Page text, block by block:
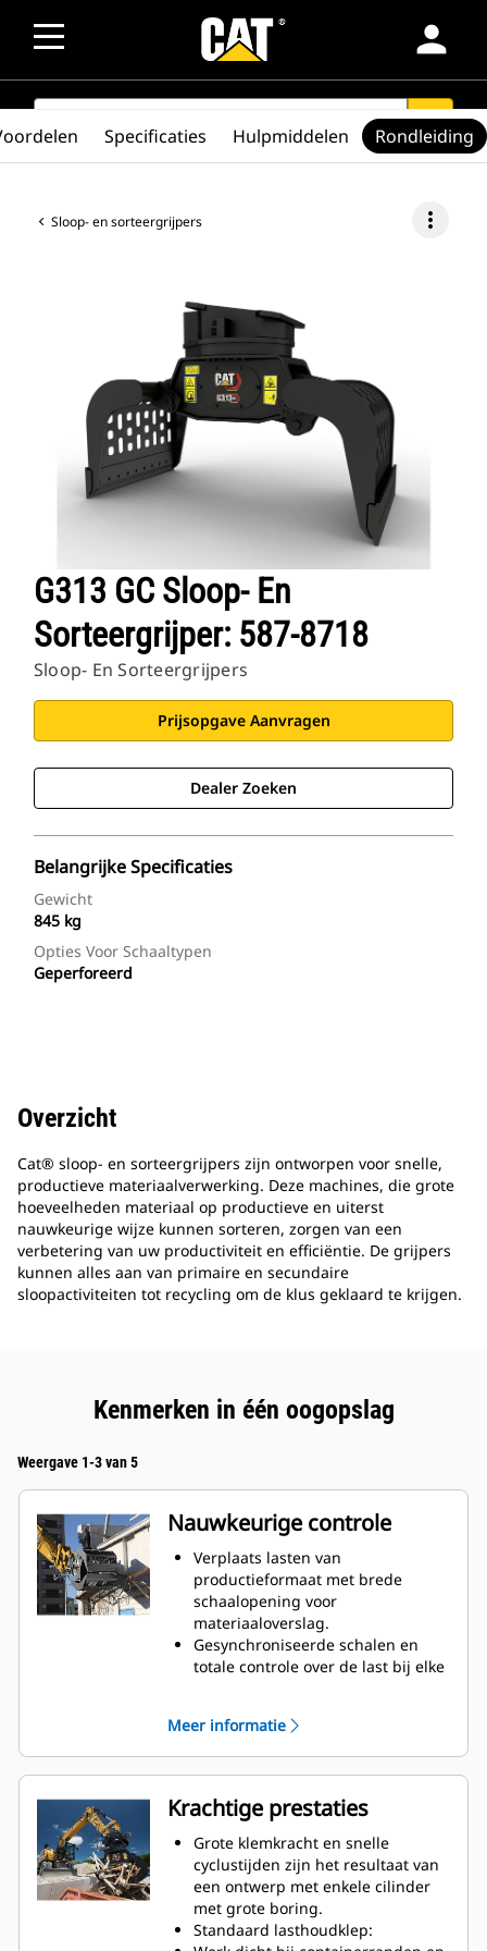
person
SEARCH search
Sloop- en sorteergrijpers more_vert
G313 GC Sloop- En
Sorteergrijper: 587-8718
Sloop- En Sorteergrijpers
Prijsopgave Aanvragen
Dealer Zoeken
Belangrijke Specificaties
Gewicht
845 kg
Opties Voor Schaaltypen
Geperforeerd
Specificaties Hulpmiddelen Rondleiding
Overzicht
Cat® sloop- en sorteergrijpers zijn ontworpen voor snelle,
productieve materiaalverwerking. Deze machines, die grote
hoeveelheden materiaal op productieve en uiterst
nauwkeurige wijze kunnen sorteren, zorgen van een
verbetering van uw productiviteit en efficiëntie. De grijpers
kunnen alles aan van primaire en secundaire
sloopactiviteiten tot recycling om de klus geklaard te krijgen.
Kenmerken in één oogopslag
Weergave 1-3 van 5
Nauwkeurige controle
Verplaats lasten van
productieformaat met brede
schaalopening voor
materiaaloverslag.
Gesynchroniseerde schalen en
totale controle over de last bij elke
Behoud de greep op grote lasten
of verzamel, sorteer en plaats
kleine materialen met overbeet-
stops voor contact van rand tot
rand tussen de kaken en ter
voorkoming van overbeet.
Verwijder vuil en andere fijne
materialen via puinbakken en
geperforeerde schalen, waardoor
de machinist tevens goed zicht
Meer informatie
Krachtige prestaties
Grote klemkracht en snelle
cyclustijden zijn het resultaat van
een ontwerp met enkele cilinder
met grote boring.
Standaard lasthoudklep: